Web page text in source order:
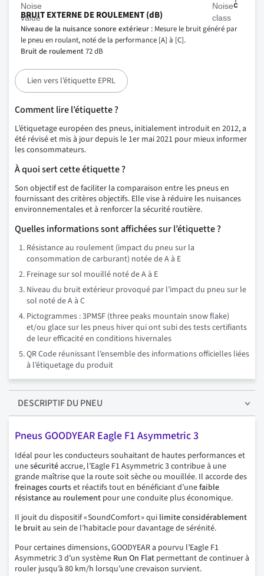
BRUIT EXTERNE DE ROULEMENT (dB)
Niveau de la nuisance sonore extérieur : Mesure le bruit généré par
le pneu en roulant, noté de la performance [A] à [C].
Bruit de roulement72 dB
Lien vers l’étiquette EPRL
Comment lire l’étiquette ?
L’étiquetage européen des pneus, initialement introduit en 2012, a
été révisé et mis à jour depuis le 1er mai 2021 pour mieux informer
les consommateurs.
À quoi sert cette étiquette ?
Son objectif est de faciliter la comparaison entre les pneus en
fournissant des critères objectifs. Elle vise à réduire les nuisances
environnementales et à renforcer la sécurité routière.
Quelles informations sont affichées sur l’étiquette ?
Résistance au roulement (impact du pneu sur la
consommation de carburant) notée de A à E
Freinage sur sol mouillé noté de A à E
Niveau du bruit extérieur provoqué par l’impact du pneu sur le
sol noté de A à C
Pictogrammes : 3PMSF (three peaks mountain snow flake)
et/ou glace sur les pneus hiver qui ont subi des tests certifiants
de leur efficacité en conditions hivernales
QR Code réunissant l’ensemble des informations officielles liées
à l’étiquetage du produit
DESCRIPTIFDU PNEU
Pneus GOODYEAR Eagle F1 Asymmetric 3
Idéal pour les conducteurs souhaitant de hautes performances et
unesécuritéaccrue, l’Eagle F1 Asymmetric 3 contribue à une
grande maîtrise que la route soit sèche ou mouillée. Il accorde des
freinages courtset réactifs tout en bénéficiant d’unefaible
résistance au roulement pour une conduite plus économique.
Il jouit du dispositif « SoundComfort » qui limite considérablement
le bruitau sein de l’habitacle pour davantage de sérénité.
Pour certaines dimensions, GOODYEAR a pourvu l’Eagle F1
Asymmetric 3 d’un système Run On Flat permettant de continuer à
rouler jusqu’à 80 km/h lorsqu’une crevaison survient.